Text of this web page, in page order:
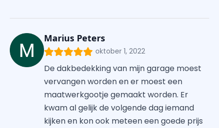
Marius Peters
oktober 1, 2022
De dakbedekking van mijn garage moest
vervangen worden en er moest een
maatwerkgootje gemaakt worden. Er
kwam al gelijk de volgende dag iemand
kijken en kon ook meteen een goede prijs